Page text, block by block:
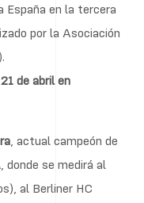
España en la tercera
por la Asociación
de abril en
, actual campeón de
, donde se medirá al
al Berliner HC